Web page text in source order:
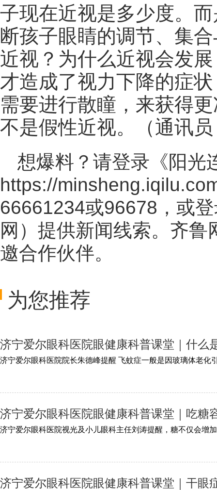
子现在近视是多少度。
断孩子眼睛的调节、集
近视？为什么近视会发
才造成了视力下降的症
需要进行散瞳，来获得
不是假性近视。（通讯
想爆料？请登录《阳光
https://
66661234或96678，或
网 ）提供新闻线索。齐鲁
邀合作伙伴。
为您推荐
济宁爱尔眼科医院眼健康科普课堂｜什么
济宁爱尔眼科医院眼健康科普课堂｜吃糖
济宁爱尔眼科医院眼健康科普课堂｜干眼